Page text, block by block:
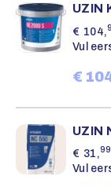
UZIN
€ 104,
Vul
€
UZIN
€ 31,99
Vul